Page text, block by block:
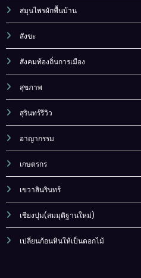
สมุนไพรผักพื้นบ้าน
สังขะ
สังคมท้องถิ่นการเมือง
สุขภาพ
สุรินทร์รีวิว
อาญากรรม
เกษตรกร
เขวาสินรินทร์
เชียงปุม(สมมุติฐานใหม่)
เปลี่ยนก้อนหินให้เป็นดอกไม้